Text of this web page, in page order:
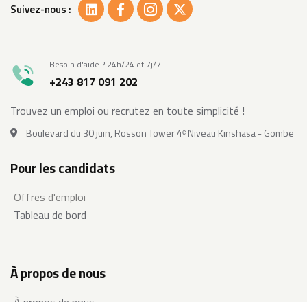
Suivez-nous :
Besoin d'aide ? 24h/24 et 7j/7
+243 817 091 202
Trouvez un emploi ou recrutez en toute simplicité !
Boulevard du 30 juin, Rosson Tower 4ᵉ Niveau Kinshasa - Gombe
Pour les candidats
Offres d'emploi
Tableau de bord
À propos de nous